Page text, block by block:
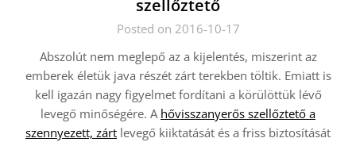
szellőztető
Posted on 2016-10-17
Abszolút nem meglepő az a kijelentés, miszerint az
emberek életük java részét zárt terekben töltik. Emiatt is
kell igazán nagy figyelmet fordítani a körülöttük lévő
levegő minőségére. A hővisszanyerős szellőztető a
szennyezett, zárt levegő kiiktatását és a friss biztosítását